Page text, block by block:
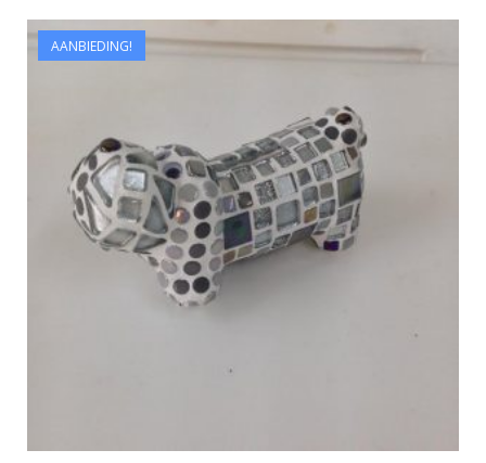
AANBIEDING!